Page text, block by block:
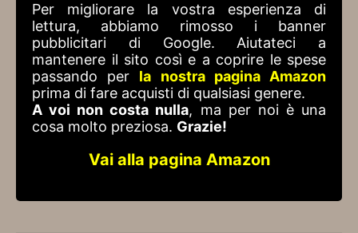
Per migliorare la vostra esperienza di
lettura, abbiamo rimosso i banner
pubblicitari di Google. Aiutateci a
mantenere il sito così e a coprire le spese
passando per la nostra pagina Amazon
prima di fare acquisti di qualsiasi genere.
A voi non costa nulla, ma per noi è una
cosa molto preziosa. Grazie!
Vai alla pagina Amazon